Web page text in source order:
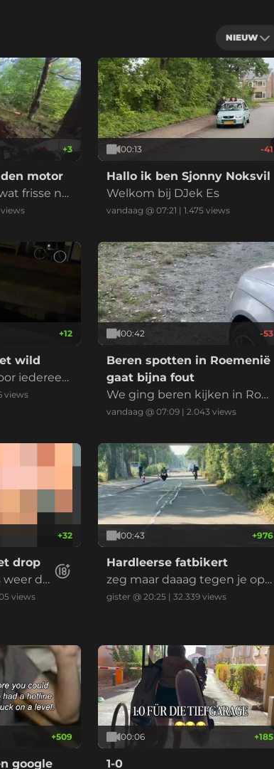
NIEUW
+3
motor
frisse na
te knapp
views
00:13 -41
Hallo ik ben Sjonny Noksvil
Welkom bij DJek Es
vandaag @ 07:21 |1.475 views
+12
wild
iedereen
views
00:42 -53
Beren spotten in Roemenië
gaat bijna fout
We ging beren kijken in Roe
menië en mijn vriend is gew
o om een filmpje te maken e
n opeens komt de beer op h
em afgerend
vandaag @ 07:09 |2.043 views
+32
drop
weer do
views
00:43 +976
Hardleerse fatbikert
zeg maar daaag tegen je opg
evoerde kinderbrommer
gister @ 20:25 |32.339 views
+509
google
00:06 +185
1-0